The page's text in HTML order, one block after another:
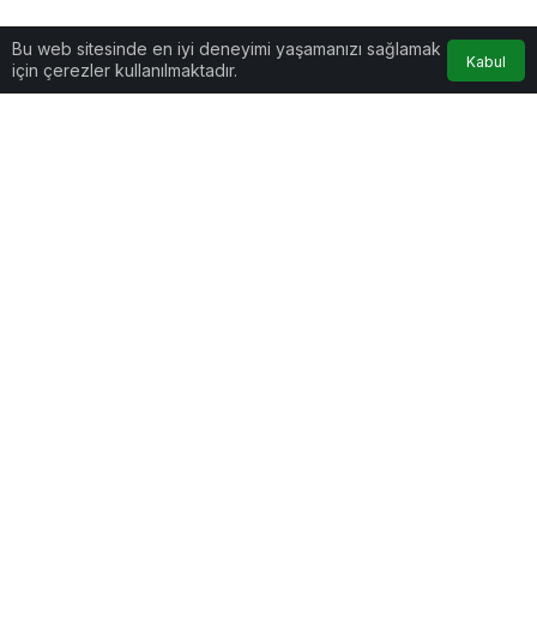
Bu web sitesinde en iyi deneyimi yaşamanızı sağlamak
için çerezler kullanılmaktadır.
Kabul